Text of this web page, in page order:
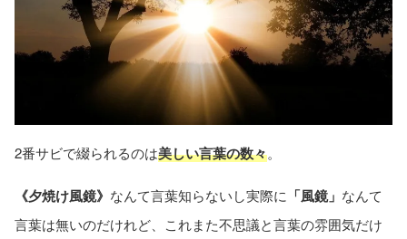
2番サビで綴られるのは美しい言葉の数々。
《夕焼け風鏡》 なんて言葉知らないし実際に 「風鏡」 なんて
言葉は無いのだけれど、これまた不思議と言葉の雰囲気だけ